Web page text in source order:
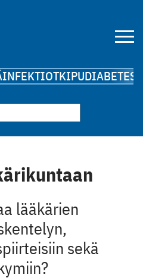
INFEKTIOTKIPUDIABETES
lääkärien
sekä